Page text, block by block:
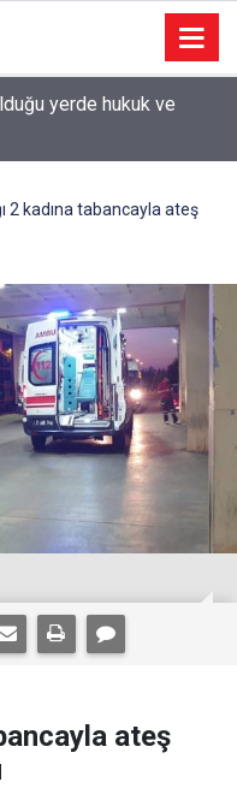
yerde hukuk ve
2 kadına tabancayla ateş
ateş